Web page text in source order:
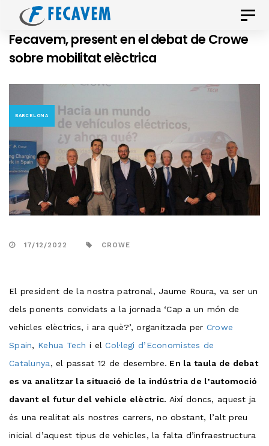
Skip
links
primary
navigation
content
Toggle
Fecavem, present en el debat de Crowe
sobre mobilitat elèctrica
BARCELONA
17/12/2022 CROWE
El president de la nostra patronal, Jaume Roura, va ser un
dels ponents convidats a la jornada ‘Cap a un món de
vehicles elèctrics, i ara què?’, organitzada per Crowe
Spain, Kehua Tech i elCol·legi d’Economistes de
Catalunya, el passat 12 de desembre. En la taula de debat
es va analitzar la situació de la indústria de l’automoció
davant el futur del vehicle elèctric. Així doncs, aquest ja
és una realitat als nostres carrers, no obstant, l’alt preu
inicial d’aquest tipus de vehicles, la falta d’infraestructura